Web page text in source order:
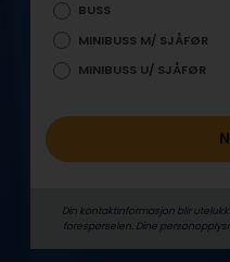
BUSS
MINIBUSS M/ SJÅFØR
MINIBUSS U/ SJÅFØR
Din kontaktinformasjon blir
forespørselen. Dine